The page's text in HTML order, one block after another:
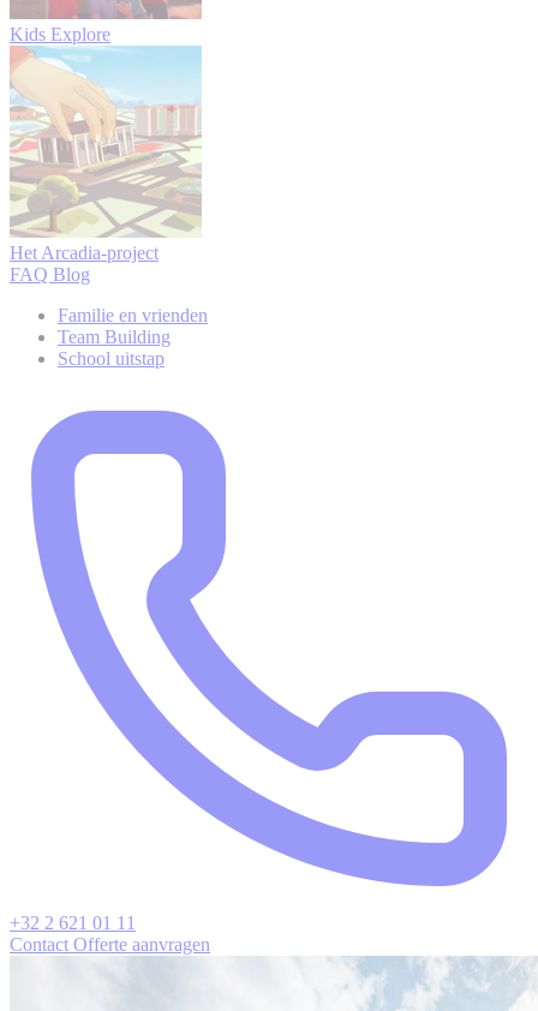
Kids Explore
Het Arcadia-project
FAQ Blog
Familie en vrienden
Team Building
School uitstap
+32 2 621 01 11
Contact Offerte aanvragen